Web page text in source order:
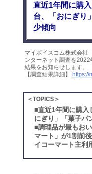
直近1年間に購
台、「おにぎり
少傾向
マイボイスコム株式会社
ンターネット調査を
結果をお知らせします。
【調査結果詳細】
＜TOPICS＞
■直近1年間に購入
にぎり」「菓子パ
■調理品が最もお
マート」が1割前
イコーマート主利